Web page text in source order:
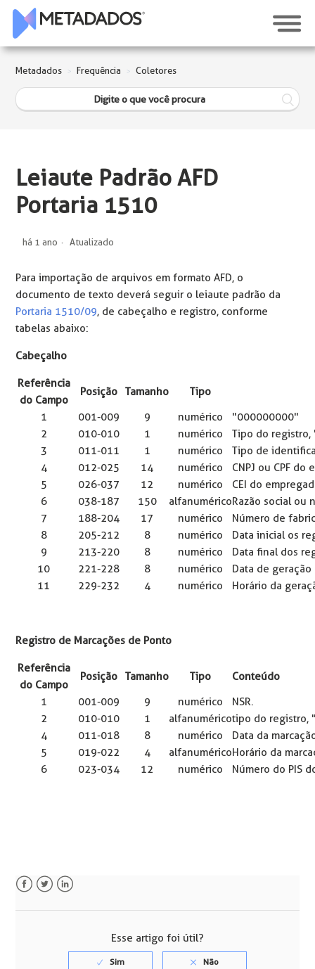
Metadados Frequência Coletores
Leiaute Padrão AFD
Portaria 1510
há 1 ano Atualizado
Para importação de arquivos em formato AFD, o
documento de texto deverá seguir o leiaute padrão da
Portaria 1510/09, de cabeçalho e registro, conforme
tabelas abaixo:
Cabeçalho
Referência
do Campo
Posição Tamanho
Tipo
1
001-009 9 numérico
"000000000"
2
010-010 1 numérico
Tipo do registro,
3
011-011 1 numérico
Tipo de
4
012-025 14 numérico
CNPJ ou CPF do
5
026-037 12 numérico
CEI do
6
038-187 150 alfanuméricoRazão social ou
7
188-204 17 numérico
Número de
8
205-212 8 numérico
Data inicial os
9
213-220 8 numérico
Data final dos
10
221-228 8 numérico
Data de
11
229-232 4 numérico Horário da
Registro de Marcações de Ponto
Referência
do Campo
Posição Tamanho Tipo
Conteúdo
1
001-009 9 numérico
NSR.
2
010-010 1 alfanuméricotipo do registro,
4
011-018 8 numérico
Data da
5
019-022 4 alfanuméricoHorário da
6
023-034 12 numérico Número do PIS
Esse artigo foi útil?